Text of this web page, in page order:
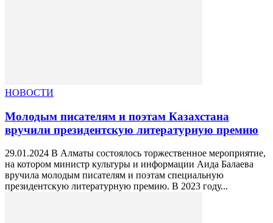
НОВОСТИ
Молодым писателям и поэтам Казахстана
вручили президентскую литературную премию
29.01.2024 В Алматы состоялось торжественное мероприятие,
на котором министр культуры и информации Аида Балаева
вручила молодым писателям и поэтам специальную
президентскую литературную премию. В 2023 году...